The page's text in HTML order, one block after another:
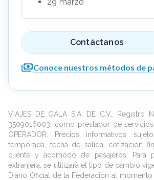
Contáctanos
Conoce nuestros métodos de
VIAJES DE GALA S.A. DE C.V., Registro
3509016003, como prestador de
OPERADOR. Precios informativos
temporada, fecha de salida, cotización
cliente y acomodo de pasajeros. Para
extranjera, se utilizará el tipo de cambio
Diario Oficial de la Federación al